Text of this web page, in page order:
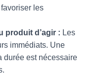
les
produit d’agir : Les
immédiats. Une
durée est nécessaire